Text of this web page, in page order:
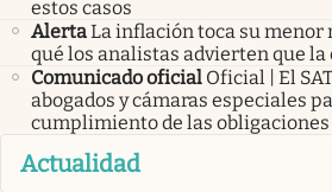
estos casos
AlertaLa inflación toca su menor
qué los analistas advierten que la
Comunicado oficial Oficial | El
abogados y cámaras especiales
cumplimiento de las
Actualidad